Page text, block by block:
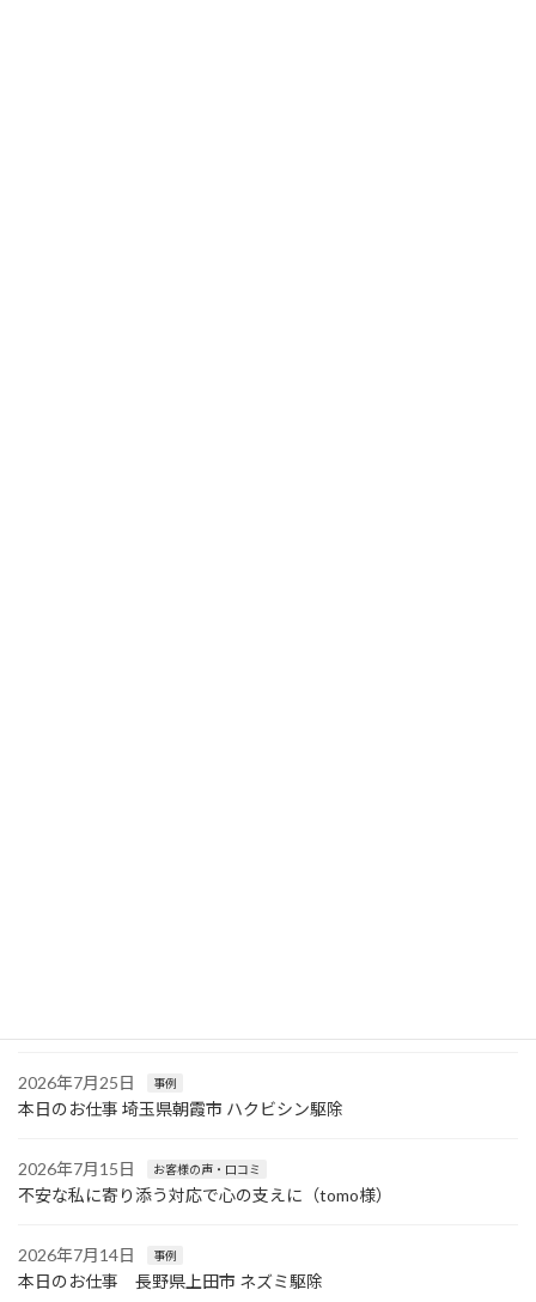
2026年7月25日 事例
本日のお仕事 埼玉県朝霞市 ハクビシン駆除
2026年7月15日 お客様の声・口コミ
不安な私に寄り添う対応で心の支えに（tomo様）
2026年7月14日 事例
本日のお仕事 長野県上田市 ネズミ駆除